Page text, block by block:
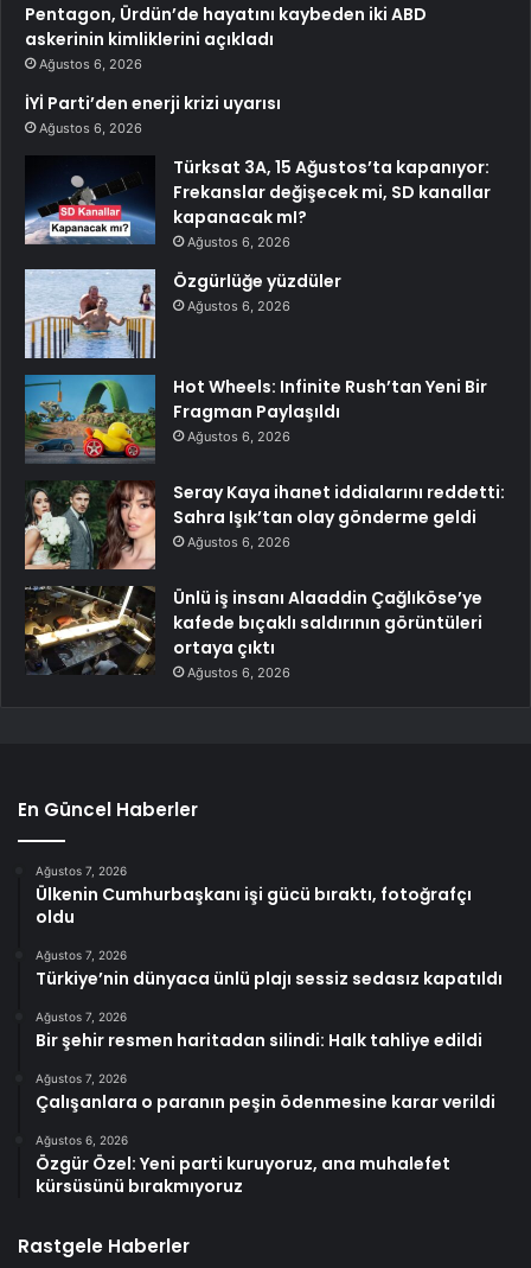
Pentagon, Ürdün’de hayatını kaybeden iki ABD
askerinin kimliklerini açıkladı
Ağustos 6, 2026
İYİ Parti’den enerji krizi uyarısı
Ağustos 6, 2026
Türksat 3A, 15 Ağustos’ta kapanıyor:
Frekanslar değişecek mi, SD kanallar
kapanacak mI?
Ağustos 6, 2026
Özgürlüğe yüzdüler
Ağustos 6, 2026
Hot Wheels: Infinite Rush’tan Yeni Bir
Fragman Paylaşıldı
Ağustos 6, 2026
Seray Kaya ihanet iddialarını reddetti:
Sahra Işık’tan olay gönderme geldi
Ağustos 6, 2026
Ünlü iş insanı Alaaddin Çağlıköse’ye
kafede bıçaklı saldırının görüntüleri
ortaya çıktı
Ağustos 6, 2026
En Güncel Haberler
Ağustos 7, 2026
Ülkenin Cumhurbaşkanı işi gücü bıraktı, fotoğrafçı
oldu
Ağustos 7, 2026
Türkiye’nin dünyaca ünlü plajı sessiz sedasız kapatıldı
Ağustos 7, 2026
Bir şehir resmen haritadan silindi: Halk tahliye edildi
Ağustos 7, 2026
Çalışanlara o paranın peşin ödenmesine karar verildi
Ağustos 6, 2026
Özgür Özel: Yeni parti kuruyoruz, ana muhalefet
kürsüsünü bırakmıyoruz
Rastgele Haberler